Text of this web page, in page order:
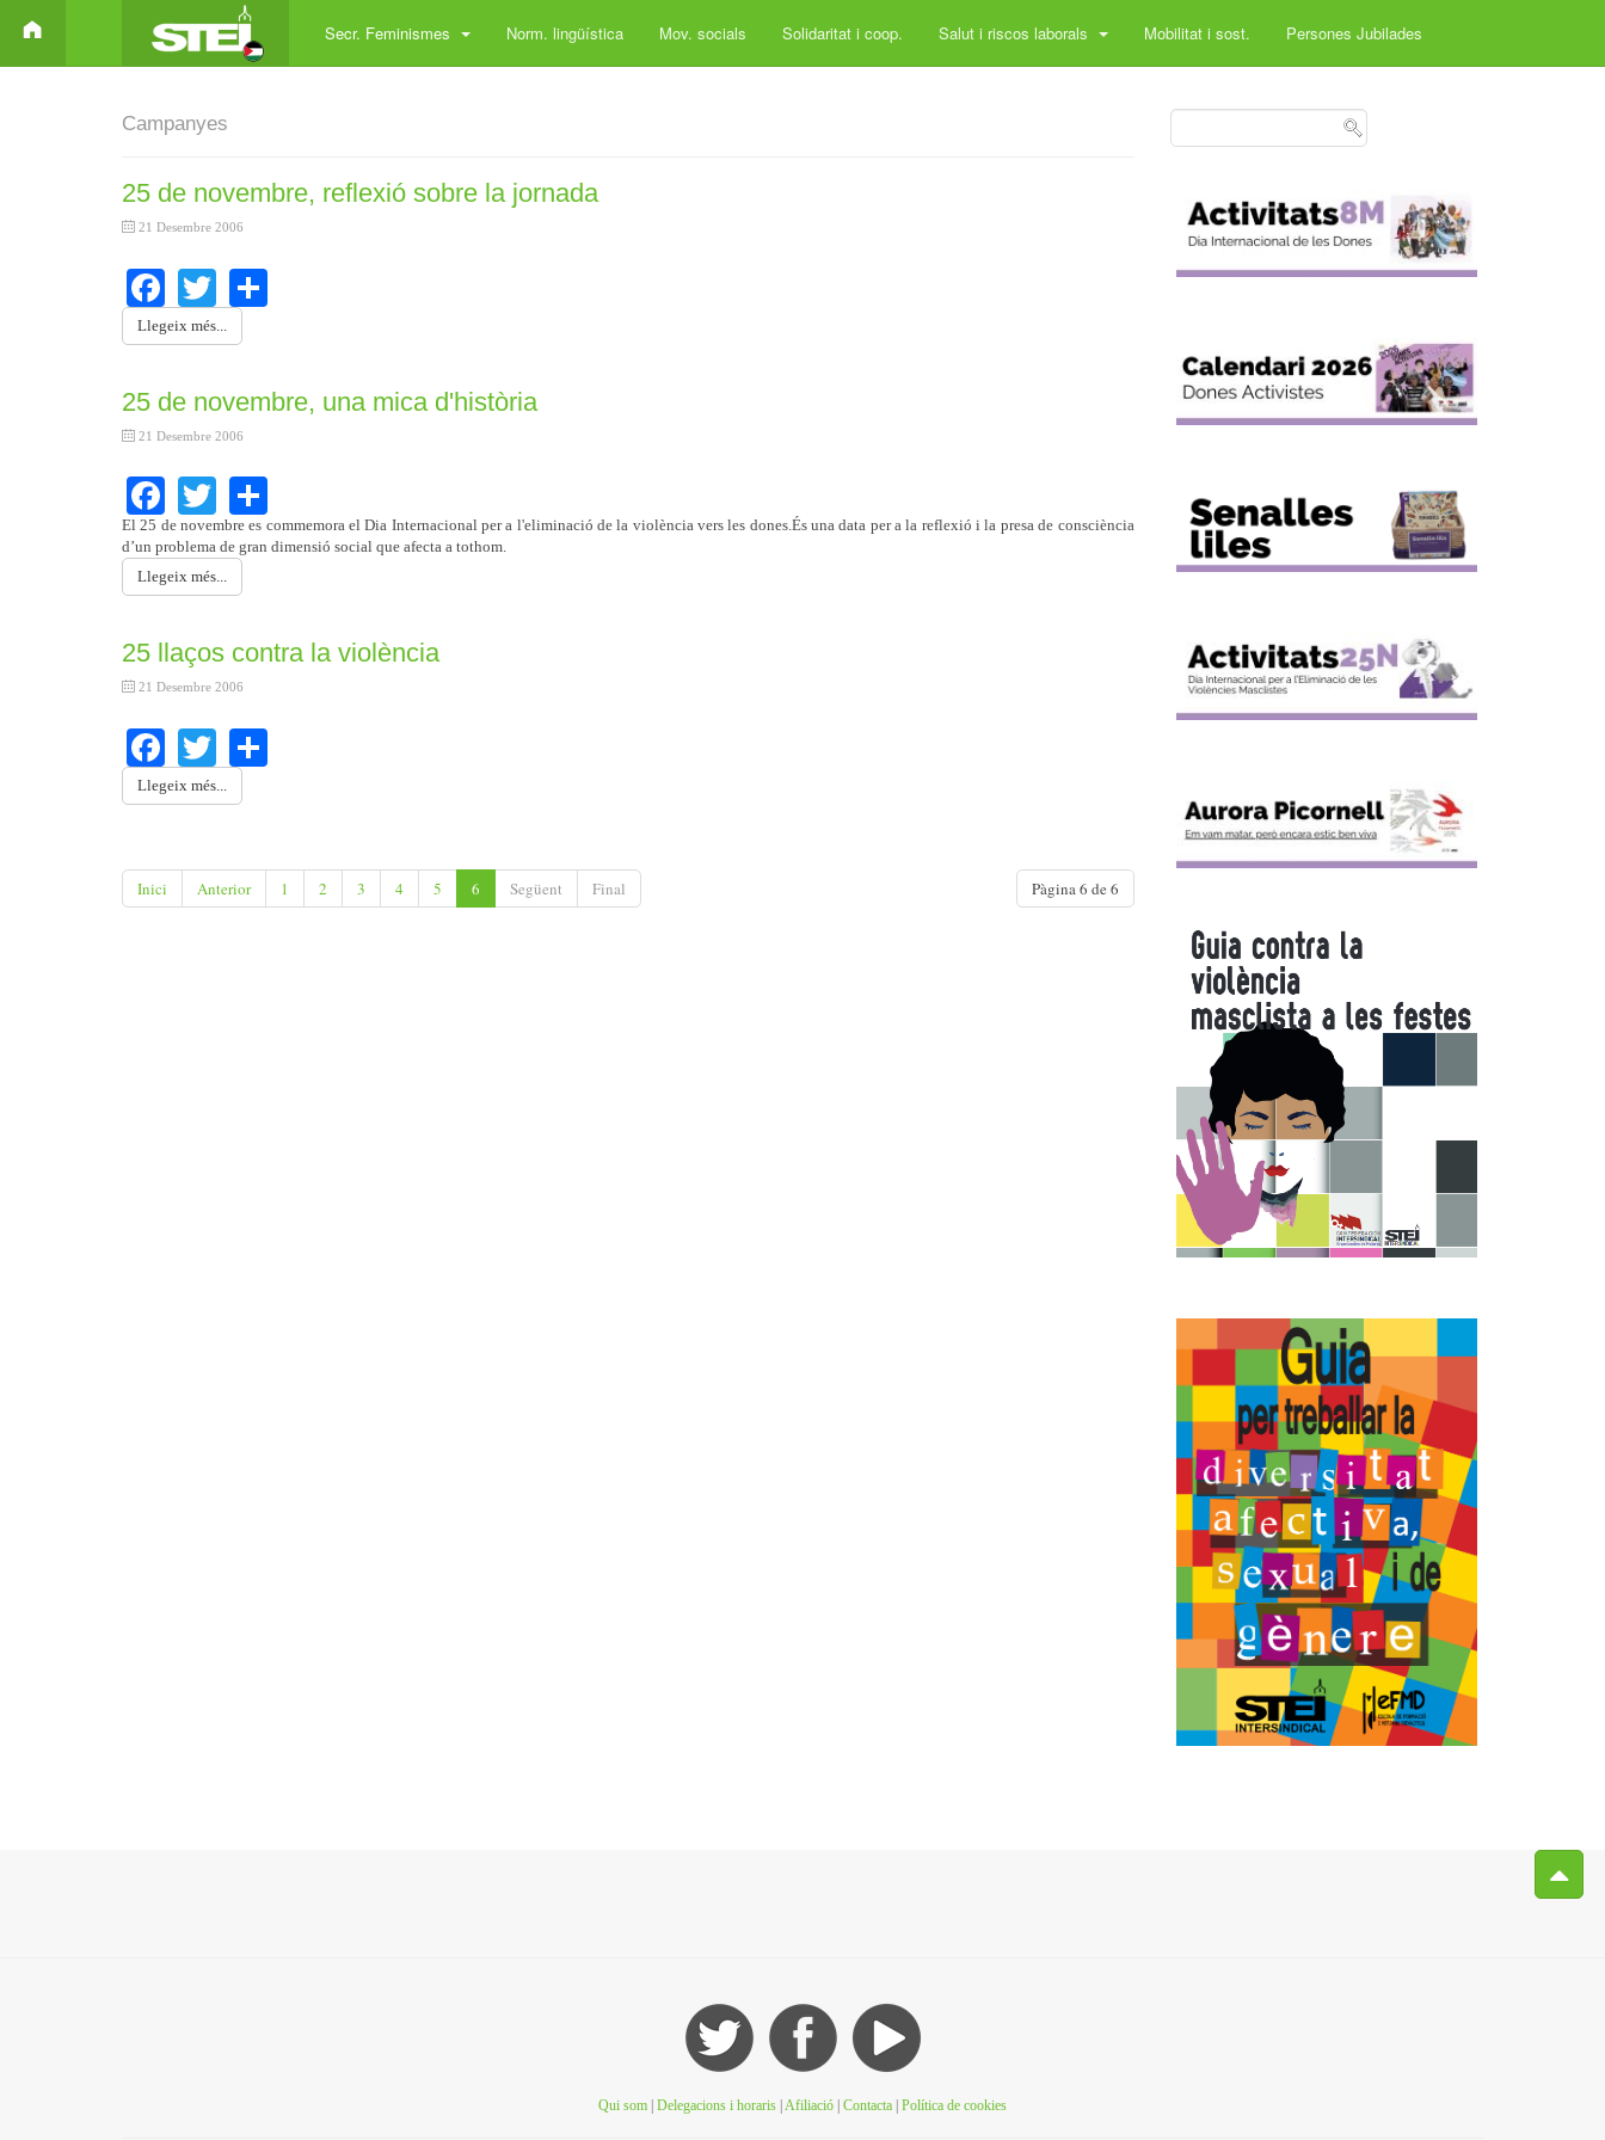
Secr. Feminismes Norm. lingüística Mov. socials Solidaritat i coop. Salut i riscos laborals Mobilitat i sost. Persones Jubilades
Campanyes
25 de novembre, reflexió sobre la jornada
21 Desembre 2006
Facebook
Twitter
Llegeix més...
25 de novembre, una mica d'història
21 Desembre 2006
Facebook
Twitter
El 25 de novembre es commemora el Dia Internacional per a l'eliminació de la violència vers les dones.És una data per a la reflexió i la presa de consciència
d’un problema de gran dimensió social que afecta a tothom.
Llegeix més...
25 llaços contra la violència
21 Desembre 2006
Facebook
Twitter
Llegeix més...
Pàgina 6 de 6
Inici Anterior 1 2 3 4 5 6 Següent Final
Qui som Delegacions i horaris Afiliació Contacta Política de cookies